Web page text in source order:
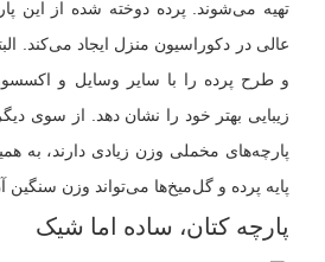
تهیه می‌شوند. پرده دوخته شده از این
عالی در دکوراسیون منزل ایجاد می‌کند.
و طرح پرده را با سایر وسایل و
زیبایی بهتر خود را نشان دهد. از سوی
پارچه‌های مخملی وزن زیادی دارند، به
پایه پرده و گل‌میخ‌ها می‌تواند وزن سنگین
پارچه کتان، ساده اما شیک